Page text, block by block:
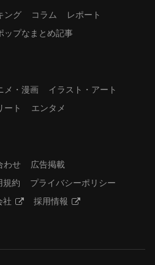
ング コラム
レポート
ップなまとめ記事
メ・漫画
イラスト・アート
ート エンタメ
わせ
広告掲載
規約
プライバシーポリシー
社 採用情報